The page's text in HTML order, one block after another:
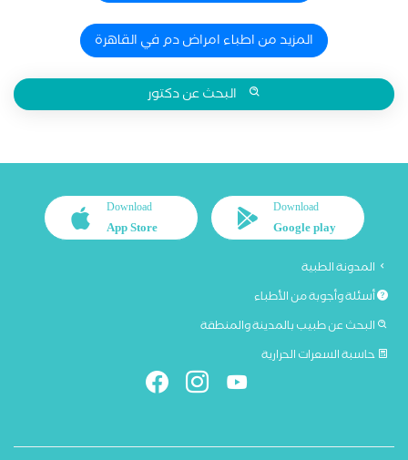
المزيد من اطباء امراض دم في القاهرة
البحث عن دكتور
Download
Google play
Download
App Store
المدونة الطبية
أسئلة وأجوبة من الأطباء
البحث عن طبيب بالمدينة والمنطقة
حاسبة السعرات الحرارية